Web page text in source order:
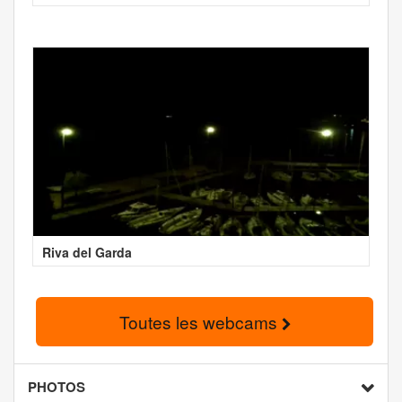
Riva del Garda
Toutes les webcams
PHOTOS